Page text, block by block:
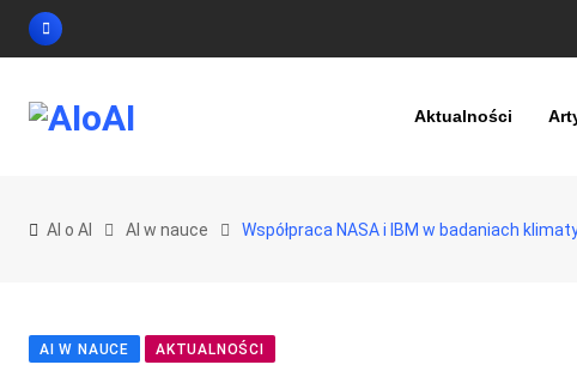
Skip
Aktualności
AI o AI AI w nauce Współpraca NASA i IBM w badaniach
AI W NAUCE AKTUALNOŚCI